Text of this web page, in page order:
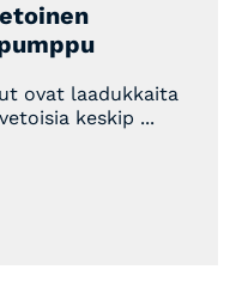
ovat laadukkaita
keskip ...